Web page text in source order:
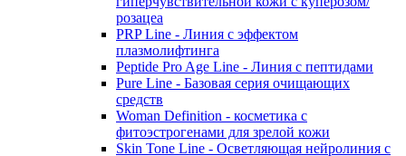
розацеа
PRP Line - Линия с эффектом
плазмолифтинга
Peptide Pro Age Line - Линия с пептидами
Pure Line - Базовая серия очищающих
средств
Woman Definition - косметика с
фитоэстрогенами для зрелой кожи
Skin Tone Line - Осветляющая нейролиния с